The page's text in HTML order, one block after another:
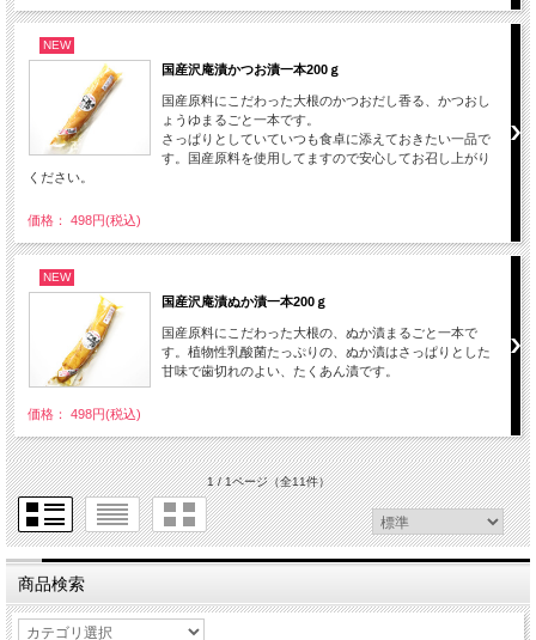
NEW
国産沢庵漬かつお漬一本200ｇ
国産原料にこだわった大根のかつおだし香る、かつおし
ょうゆまるごと一本です。
さっぱりとしていていつも食卓に添えておきたい一品で
す。国産原料を使用してますので安心してお召し上がり
ください。
価格： 498円(税込)
NEW
国産沢庵漬ぬか漬一本200ｇ
国産原料にこだわった大根の、ぬか漬まるごと一本で
す。植物性乳酸菌たっぷりの、ぬか漬はさっぱりとした
甘味で歯切れのよい、たくあん漬です。
価格： 498円(税込)
1 / 1ページ（全11件）
商品検索